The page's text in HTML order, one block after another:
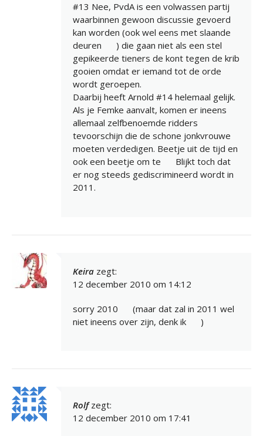
#13 Nee, PvdA is een volwassen partij
waarbinnen gewoon discussie gevoerd
kan worden (ook wel eens met slaande
deuren
) die gaan niet als een stel
gepikeerde tieners de kont tegen de krib
gooien omdat er iemand tot de orde
wordt geroepen.
Daarbij heeft Arnold #14 helemaal gelijk.
Als je Femke aanvalt, komen er ineens
allemaal zelfbenoemde ridders
tevoorschijn die de schone jonkvrouwe
moeten verdedigen. Beetje uit de tijd en
ook een beetje om te
Blijkt toch dat
er nog steeds gediscrimineerd wordt in
2011.
Keira zegt:
12 december 2010 om 14:12
sorry 2010
(maar dat zal in 2011 wel
niet ineens over zijn, denk ik
)
Rolf zegt:
12 december 2010 om 17:41